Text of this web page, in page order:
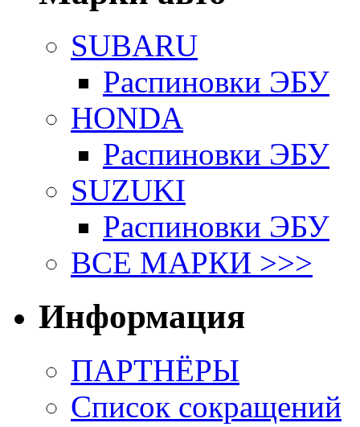
SUBARU
Распиновки ЭБУ
HONDA
Распиновки ЭБУ
SUZUKI
Распиновки ЭБУ
ВСЕ МАРКИ >>>
Информация
ПАРТНЁРЫ
Список сокращений